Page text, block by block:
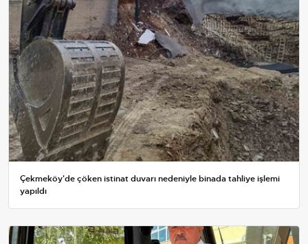
Çekmeköy'de çöken istinat duvarı nedeniyle binada tahliye işlemi
yapıldı